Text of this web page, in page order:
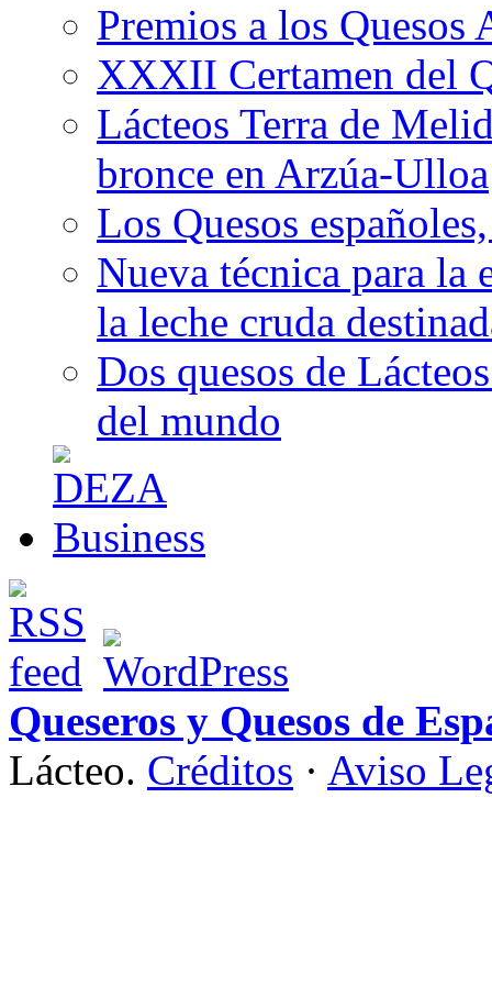
Premios a los Quesos
XXXII Certamen del
Lácteos Terra de
bronce en Arzúa-Ulloa
Los Quesos
Nueva técnica para la
la leche cruda
Dos quesos de
del mundo
Queseros y Quesos de
Lácteo. Créditos · Aviso